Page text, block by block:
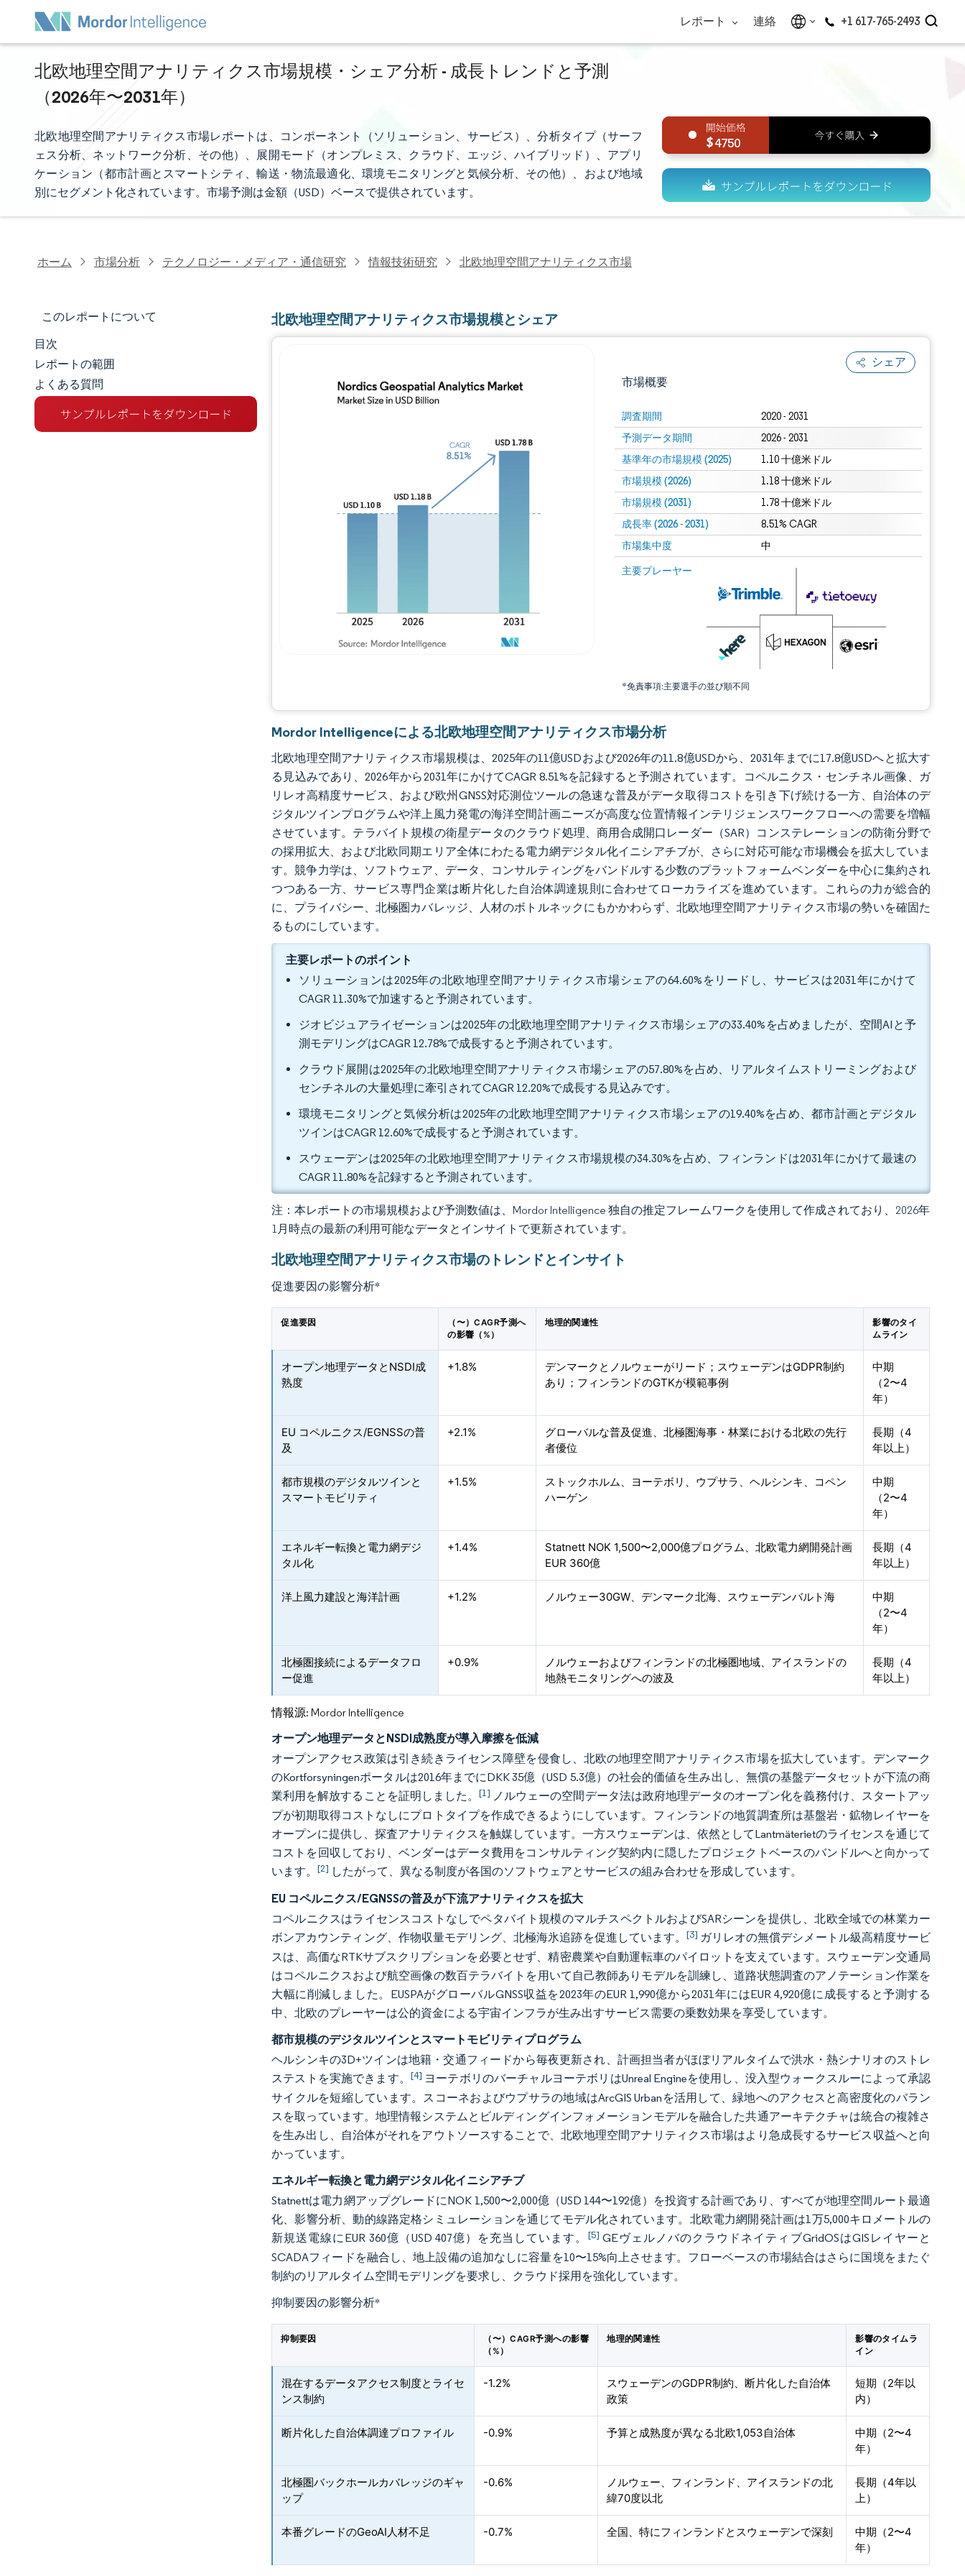
レポート 連絡 +1 617-765-2493
北欧地理空間アナリティクス市場規模・シェア分析 - 成長トレンドと予測
（2026年〜2031年）
北欧地理空間アナリティクス市場レポートは、コンポーネント（ソリューション、サービス）、分析タイプ（サーフ
ェス分析、ネットワーク分析、その他）、展開モード（オンプレミス、クラウド、エッジ、ハイブリッド）、アプリ
ケーション（都市計画とスマートシティ、輸送・物流最適化、環境モニタリングと気候分析、その他）、および地域
別にセグメント化されています。市場予測は金額（USD）ベースで提供されています。
4750
ホーム 市場分析 テクノロジー・メディア・通信研究 情報技術研究 北欧地理空間アナリティクス市場
このレポートについて
市場規模とシェア
市場分析
トレンドとインサイト
目次
レポートの範囲
よくある質問
北欧地理空間アナリティクス市場規模とシェア
シェア
市場概要
調査期間 2020 - 2031
予測データ期間 2026 - 2031
基準年の市場規模 (2025) 1.10 十億米ドル
市場規模 (2026) 1.18 十億米ドル
市場規模 (2031) 1.78 十億米ドル
成長率 (2026 - 2031) 8.51% CAGR
市場集中度 中
主要プレーヤー
*免責事項:主要選手の並び順不同
画像 © Mordor Intelligence。再利用にはCC BY 4.0の表示が必要です。
画像 © Mordor Intelligence。再利用にはCC BY 4.0の表示が必要です。
Mordor Intelligenceによる北欧地理空間アナリティクス市場分析
北欧地理空間アナリティクス市場規模は、2025年の11億USDおよび2026年の11.8億USDから、2031年までに17.8億USDへと拡大す
る見込みであり、2026年から2031年にかけてCAGR 8.51%を記録すると予測されています。コペルニクス・センチネル画像、ガ
リレオ高精度サービス、および欧州GNSS対応測位ツールの急速な普及がデータ取得コストを引き下げ続ける一方、自治体のデ
ジタルツインプログラムや洋上風力発電の海洋空間計画ニーズが高度な位置情報インテリジェンスワークフローへの需要を増幅
させています。テラバイト規模の衛星データのクラウド処理、商用合成開口レーダー（SAR）コンステレーションの防衛分野で
の採用拡大、および北欧同期エリア全体にわたる電力網デジタル化イニシアチブが、さらに対応可能な市場機会を拡大していま
す。競争力学は、ソフトウェア、データ、コンサルティングをバンドルする少数のプラットフォームベンダーを中心に集約され
つつある一方、サービス専門企業は断片化した自治体調達規則に合わせてローカライズを進めています。これらの力が総合的
に、プライバシー、北極圏カバレッジ、人材のボトルネックにもかかわらず、北欧地理空間アナリティクス市場の勢いを確固た
るものにしています。
主要レポートのポイント
ソリューションは2025年の北欧地理空間アナリティクス市場シェアの64.60%をリードし、サービスは2031年にかけて
CAGR 11.30%で加速すると予測されています。
ジオビジュアライゼーションは2025年の北欧地理空間アナリティクス市場シェアの33.40%を占めましたが、空間AIと予
測モデリングはCAGR 12.78%で成長すると予測されています。
クラウド展開は2025年の北欧地理空間アナリティクス市場シェアの57.80%を占め、リアルタイムストリーミングおよび
センチネルの大量処理に牽引されてCAGR 12.20%で成長する見込みです。
環境モニタリングと気候分析は2025年の北欧地理空間アナリティクス市場シェアの19.40%を占め、都市計画とデジタル
ツインはCAGR 12.60%で成長すると予測されています。
スウェーデンは2025年の北欧地理空間アナリティクス市場規模の34.30%を占め、フィンランドは2031年にかけて最速の
CAGR 11.80%を記録すると予測されています。
注：本レポートの市場規模および予測数値は、Mordor Intelligence 独自の推定フレームワークを使用して作成されており、2026年
1月時点の最新の利用可能なデータとインサイトで更新されています。
北欧地理空間アナリティクス市場のトレンドとインサイト
促進要因の影響分析*
促進要因
（〜）CAGR予測へ
の影響（%）
地理的関連性
影響のタイ
ムライン
オープン地理データとNSDI成
熟度
+1.8%
デンマークとノルウェーがリード；スウェーデンはGDPR制約
あり；フィンランドのGTKが模範事例
中期
（2〜4
年）
EU コペルニクス/EGNSSの普
及
+2.1%
グローバルな普及促進、北極圏海事・林業における北欧の先行
者優位
長期（4
年以上）
都市規模のデジタルツインと
スマートモビリティ
+1.5%
ストックホルム、ヨーテボリ、ウプサラ、ヘルシンキ、コペン
ハーゲン
中期
（2〜4
年）
エネルギー転換と電力網デジ
タル化
+1.4%
Statnett NOK 1,500〜2,000億プログラム、北欧電力網開発計画
EUR 360億
長期（4
年以上）
洋上風力建設と海洋計画 +1.2% ノルウェー30GW、デンマーク北海、スウェーデンバルト海
中期
（2〜4
年）
北極圏接続によるデータフロ
ー促進
+0.9%
ノルウェーおよびフィンランドの北極圏地域、アイスランドの
地熱モニタリングへの波及
長期（4
年以上）
情報源: Mordor Intelligence
オープン地理データとNSDI成熟度が導入摩擦を低減
オープンアクセス政策は引き続きライセンス障壁を侵食し、北欧の地理空間アナリティクス市場を拡大しています。デンマーク
のKortforsyningenポータルは2016年までにDKK 35億（USD 5.3億）の社会的価値を生み出し、無償の基盤データセットが下流の商
業利用を解放することを証明しました。[1] ノルウェーの空間データ法は政府地理データのオープン化を義務付け、スタートアッ
プが初期取得コストなしにプロトタイプを作成できるようにしています。フィンランドの地質調査所は基盤岩・鉱物レイヤーを
オープンに提供し、探査アナリティクスを触媒しています。一方スウェーデンは、依然としてLantmäterietのライセンスを通じて
コストを回収しており、ベンダーはデータ費用をコンサルティング契約内に隠したプロジェクトベースのバンドルへと向かって
います。[2] したがって、異なる制度が各国のソフトウェアとサービスの組み合わせを形成しています。
EU コペルニクス/EGNSSの普及が下流アナリティクスを拡大
コペルニクスはライセンスコストなしでペタバイト規模のマルチスペクトルおよびSARシーンを提供し、北欧全域での林業カー
ボンアカウンティング、作物収量モデリング、北極海氷追跡を促進しています。 [3] ガリレオの無償デシメートル級高精度サービ
スは、高価なRTKサブスクリプションを必要とせず、精密農業や自動運転車のパイロットを支えています。スウェーデン交通局
はコペルニクスおよび航空画像の数百テラバイトを用いて自己教師ありモデルを訓練し、道路状態調査のアノテーション作業を
大幅に削減しました。EUSPAがグローバルGNSS収益を2023年のEUR 1,990億から2031年にはEUR 4,920億に成長すると予測する
中、北欧のプレーヤーは公的資金による宇宙インフラが生み出すサービス需要の乗数効果を享受しています。
都市規模のデジタルツインとスマートモビリティプログラム
ヘルシンキの3D+ツインは地籍・交通フィードから毎夜更新され、計画担当者がほぼリアルタイムで洪水・熱シナリオのストレ
ステストを実施できます。 [4] ヨーテボリのバーチャルヨーテボリはUnreal Engineを使用し、没入型ウォークスルーによって承認
サイクルを短縮しています。スコーネおよびウプサラの地域はArcGIS Urbanを活用して、緑地へのアクセスと高密度化のバラン
スを取っています。地理情報システムとビルディングインフォメーションモデルを融合した共通アーキテクチャは統合の複雑さ
を生み出し、自治体がそれをアウトソースすることで、北欧地理空間アナリティクス市場はより急成長するサービス収益へと向
かっています。
エネルギー転換と電力網デジタル化イニシアチブ
Statnettは電力網アップグレードにNOK 1,500〜2,000億（USD 144〜192億）を投資する計画であり、すべてが地理空間ルート最適
化、影響分析、動的線路定格シミュレーションを通じてモデル化されています。北欧電力網開発計画は1万5,000キロメートルの
新規送電線にEUR 360億（USD 407億）を充当しています。 [5] GEヴェルノバのクラウドネイティブGridOSはGISレイヤーと
SCADAフィードを融合し、地上設備の追加なしに容量を10〜15%向上させます。フローベースの市場結合はさらに国境をまたぐ
制約のリアルタイム空間モデリングを要求し、クラウド採用を強化しています。
抑制要因の影響分析*
抑制要因
（〜）CAGR予測への影響
（%）
地理的関連性
影響のタイムラ
イン
混在するデータアクセス制度とライセ
ンス制約
-1.2%
スウェーデンのGDPR制約、断片化した自治体
政策
短期（2年以
内）
断片化した自治体調達プロファイル -0.9% 予算と成熟度が異なる北欧1,053自治体
中期（2〜4
年）
北極圏バックホールカバレッジのギャ
ップ
-0.6%
ノルウェー、フィンランド、アイスランドの北
緯70度以北
長期（4年以
上）
本番グレードのGeoAI人材不足 -0.7% 全国、特にフィンランドとスウェーデンで深刻
中期（2〜4
年）